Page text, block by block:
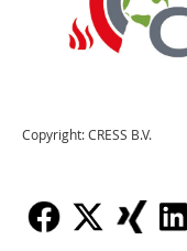
Copyright: CRESS B.V.